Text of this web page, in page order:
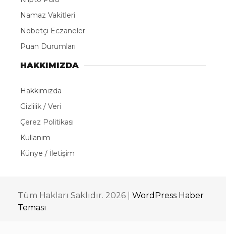
Namaz Vakitleri
Nöbetçi Eczaneler
Puan Durumları
HAKKIMIZDA
Hakkımızda
Gizlilik / Veri
Çerez Politikası
Kullanım
Künye / İletişim
Tüm Hakları Saklıdır. 2026 | WordPress Haber
Teması